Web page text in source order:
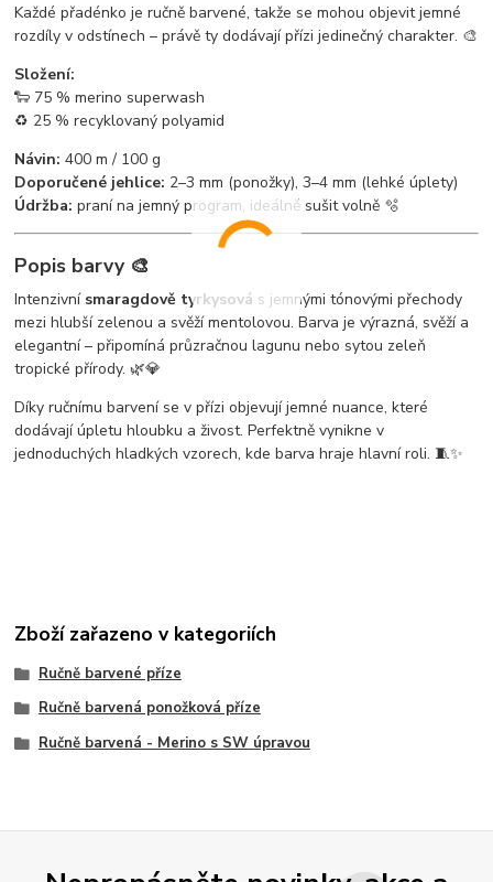
Každé přadénko je ručně barvené, takže se mohou objevit jemné
rozdíly v odstínech – právě ty dodávají přízi jedinečný charakter. 🎨
Složení:
🐑 75 % merino superwash
♻️ 25 % recyklovaný polyamid
Návin: 400 m / 100 g
Doporučené jehlice: 2–3 mm (ponožky), 3–4 mm (lehké úplety)
Údržba: praní na jemný program, ideálně sušit volně 🫧
Popis barvy 🎨
Intenzivní smaragdově tyrkysová s jemnými tónovými přechody
mezi hlubší zelenou a svěží mentolovou. Barva je výrazná, svěží a
elegantní – připomíná průzračnou lagunu nebo sytou zeleň
tropické přírody. 🌿💎
Díky ručnímu barvení se v přízi objevují jemné nuance, které
dodávají úpletu hloubku a živost. Perfektně vynikne v
jednoduchých hladkých vzorech, kde barva hraje hlavní roli. 🧵✨
Zboží zařazeno v kategoriích
Ručně barvené příze
Ručně barvená ponožková příze
Ručně barvená - Merino s SW úpravou